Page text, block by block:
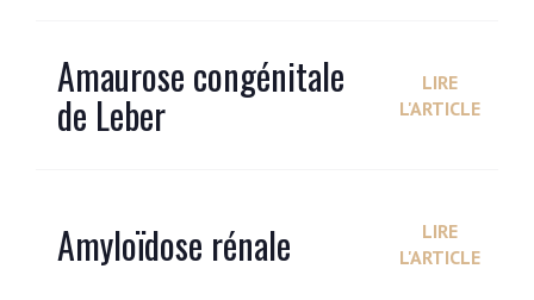
Amaurose congénitale
de Leber
LIRE
L'ARTICLE
Amyloïdose rénale
LIRE
L'ARTICLE